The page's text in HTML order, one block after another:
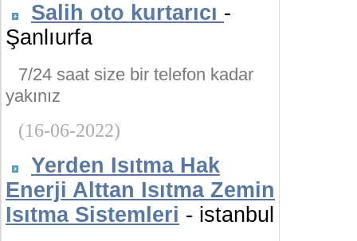
Salih oto kurtarıcı -
Şanlıurfa
7/24 saat size bir telefon kadar
yakınız
(16-06-2022)
Yerden Isıtma Hak
Enerji Alttan Isıtma Zemin
Isıtma Sistemleri - istanbul